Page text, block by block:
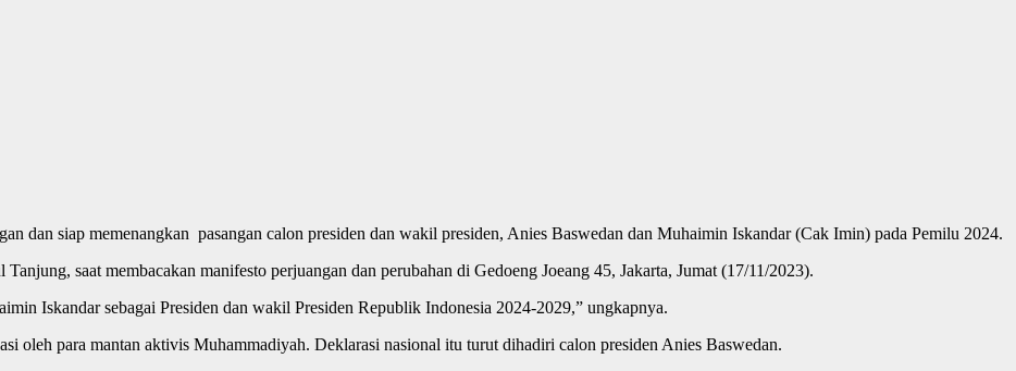
dan siap memenangkan pasangan calon presiden dan wakil presiden, Anies Baswedan dan Muhaimin Iskandar (Cak Imin) pada Pemilu 2024.
saat membacakan manifesto perjuangan dan perubahan di Gedoeng Joeang 45, Jakarta, Jumat (17/11/2023).
Iskandar sebagai Presiden dan wakil Presiden Republik Indonesia 2024-2029,” ungkapnya.
oleh para mantan aktivis Muhammadiyah. Deklarasi nasional itu turut dihadiri calon presiden Anies Baswedan.